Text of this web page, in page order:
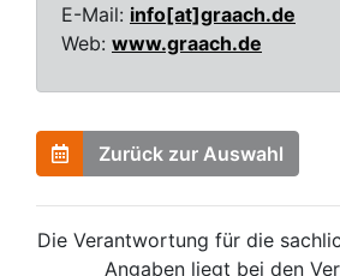
E-Mail: info[at]graach.de
Web: www.graach.de
Zurück zur Auswahl
Die Verantwortung für die
Angaben liegt bei den